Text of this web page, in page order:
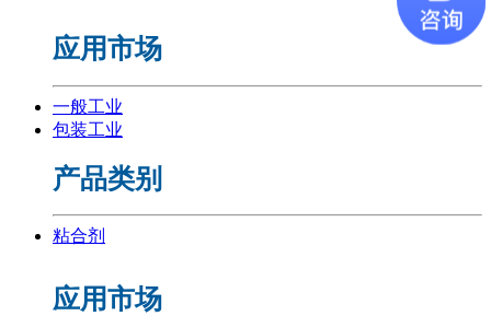
应用市场
一般工业
包装工业
产品类别
粘合剂
应用市场